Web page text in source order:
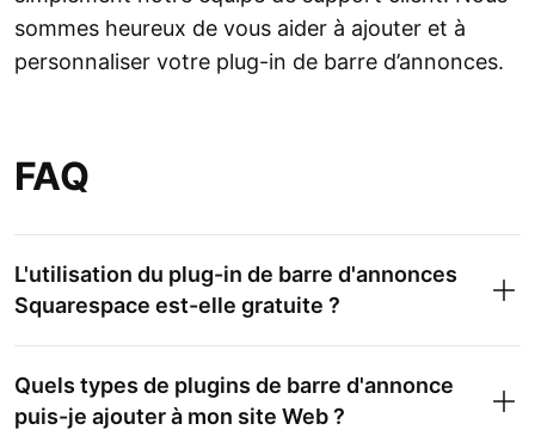
sommes heureux de vous aider à ajouter et à
personnaliser votre plug-in de barre d’annonces.
FAQ
L'utilisation du plug-in de barre d'annonces
Squarespace est-elle gratuite ?
Quels types de plugins de barre d'annonce
puis-je ajouter à mon site Web ?